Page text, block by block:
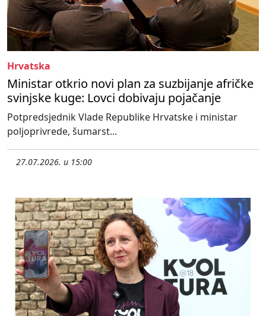
Hrvatska
Ministar otkrio novi plan za suzbijanje afričke
svinjske kuge: Lovci dobivaju pojačanje
Potpredsjednik Vlade Republike Hrvatske i ministar
poljoprivrede, šumarst...
27.07.2026. u 15:00